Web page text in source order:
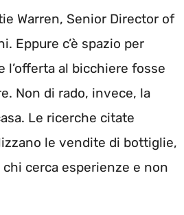
Warren, Senior Director of
Eppure c’è spazio per
l’offerta al bicchiere fosse
Non di rado, invece, la
Le ricerche citate
le vendite di bottiglie,
cerca esperienze e non